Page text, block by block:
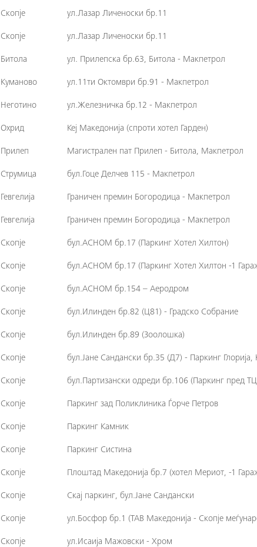
Скопје ул.Лазар Личеноски бр.11
Скопје ул.Лазар Личеноски бр.11
Битола ул. Прилепска бр.63, Битола - Макпетрол
Куманово ул.11ти Октомври бр.91 - Макпетрол
Неготино ул.Железничка бр.12 - Макпетрол
Охрид Кеј Македонија (спроти хотел Гарден)
Прилеп Магистрален пат Прилеп - Битола, Макпетрол
Струмица бул.Гоце Делчев 115 - Макпетрол
Гевгелија Граничен премин Богородица - Макпетрол
Гевгелија Граничен премин Богородица - Макпетрол
Скопје бул.АСНОМ бр.17 (Паркинг Хотел Хилтон)
Скопје бул.АСНОМ бр.17 (Паркинг Хотел Хилтон -1
Скопје бул.АСНОМ бр.154 – Аеродром
Скопје бул.Илинден бр.82 (Ц81) - Градско Собрание
Скопје бул.Илинден бр.89 (Зоолошка)
Скопје бул.Јане Сандански бр.35 (Д7) - Паркинг
Скопје бул.Партизански одреди бр.106 (Паркинг пред
Скопје Паркинг зад Поликлиника Ѓорче Петров
Скопје Паркинг Камник
Скопје Паркинг Систина
Скопје Плоштад Македонија бр.7 (хотел Мериот, -1
Скопје Скај паркинг, бул.Јане Сандански
Скопје ул.Босфор бр.1 (ТАВ Македонија - Скопје
Скопје ул.Исаија Мажовски - Хром